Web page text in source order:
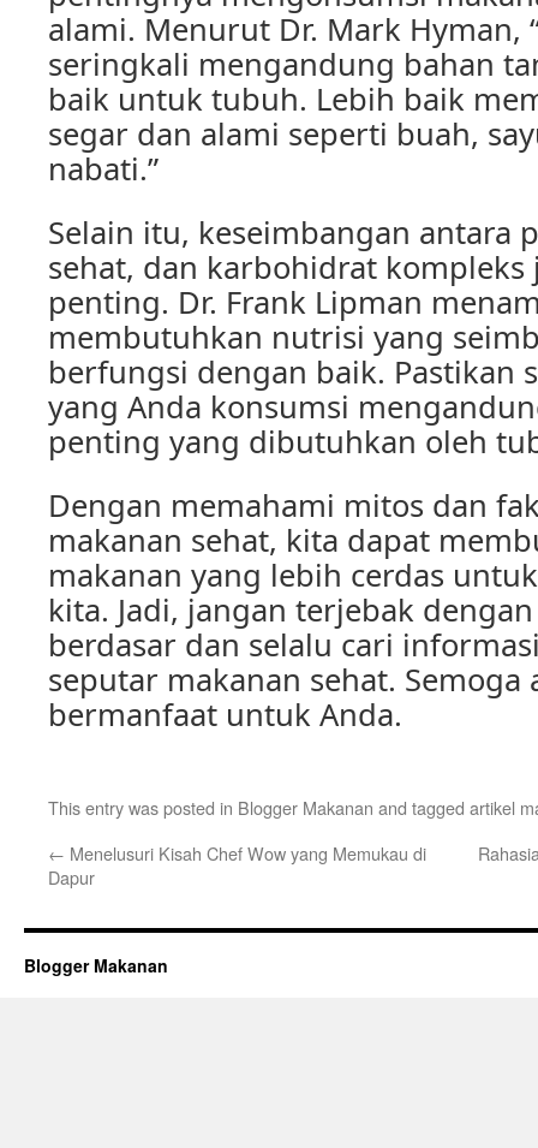
alami. Menurut Dr. Mark Hyman,
seringkali mengandung bahan
baik untuk tubuh. Lebih baik
segar dan alami seperti buah,
nabati.”
Selain itu, keseimbangan antara
sehat, dan karbohidrat kompleks
penting. Dr. Frank Lipman
membutuhkan nutrisi yang
berfungsi dengan baik. Pastikan
yang Anda konsumsi
penting yang dibutuhkan oleh
Dengan memahami mitos dan
makanan sehat, kita dapat
makanan yang lebih cerdas
kita. Jadi, jangan terjebak
berdasar dan selalu cari
seputar makanan sehat.
bermanfaat untuk Anda.
This entry was posted in Blogger Makanan and tagged artikel
← Menelusuri Kisah Chef Wow yang Memukau di
Dapur
Blogger Makanan